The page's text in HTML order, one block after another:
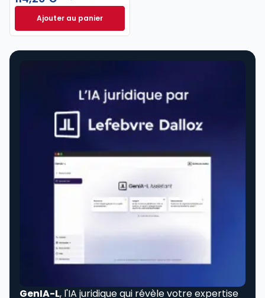
Ajouter au panieractuEL RH à 114,20 €
GenIA-L, l'IA juridique qui révèle votre expertise